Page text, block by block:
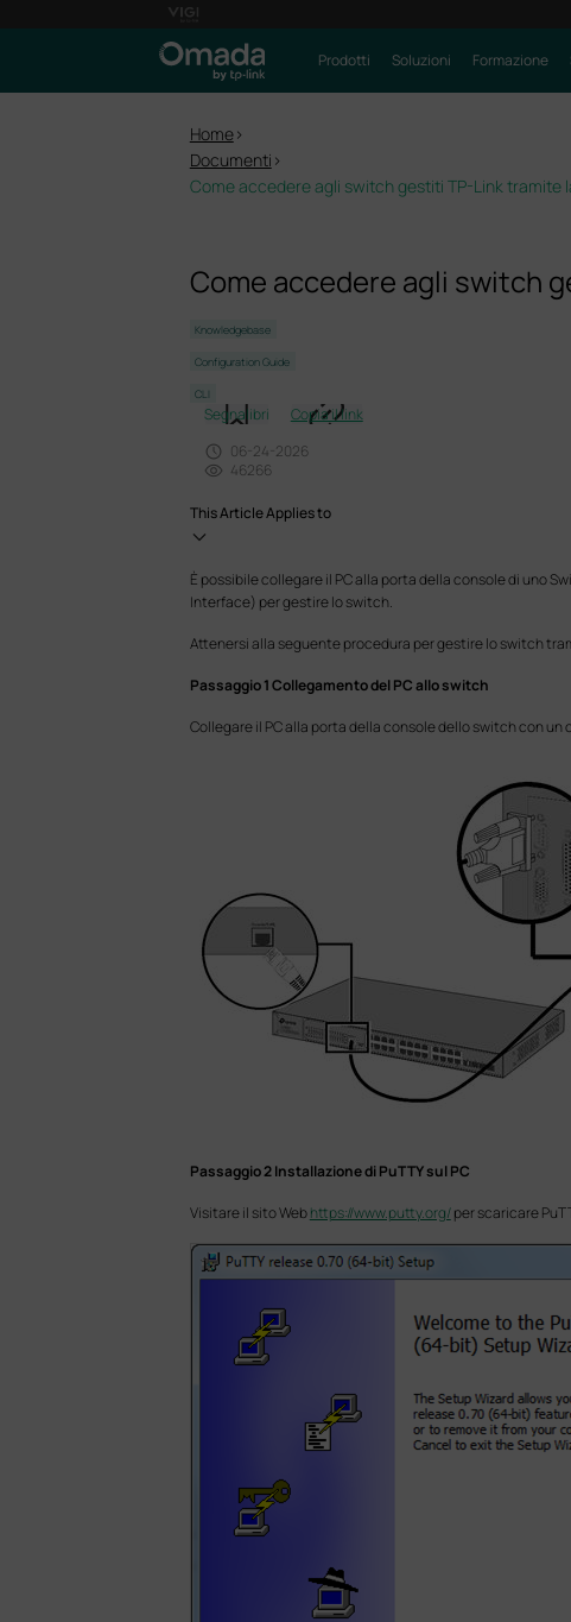
Prodotti Soluzioni Formazione
Home>
Documenti >
Come accedere agli switch gestiti TP-Link tramite
Come accedere agli switch
Knowledgebase
Configuration Guide
CLI
Segnalibri
Copia il link
06-24-2026
46266
This Article Applies to
È possibile collegare il PC alla porta della console di uno
Interface) per gestire lo switch.
Attenersi alla seguente procedura per gestire lo switch
Passaggio 1 Collegamento del PC allo switch
Collegare il PC alla porta della console dello switch con
Passaggio 2 Installazione di PuTTY sul PC
Visitare il sito Webhttps://www.putty.org/per scaricare